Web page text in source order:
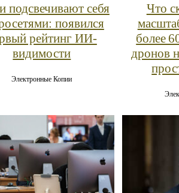
подсвечивают себя
появился
рейтинг ИИ-
видимости
Электронные Копии
Что
более
дронов